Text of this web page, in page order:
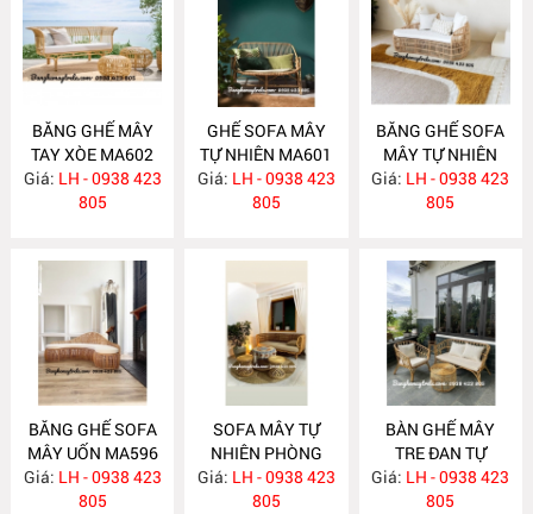
BĂNG GHẾ MÂY
TAY XÒE MA602
Giá: LH - 0938 423
805
GHẾ SOFA MÂY
TỰ NHIÊN MA601
Giá: LH - 0938 423
805
BĂNG GHẾ SOFA
MÂY TỰ NHIÊN
MA597
Giá: LH - 0938 423
805
BĂNG GHẾ SOFA
MÂY UỐN MA596
Giá: LH - 0938 423
805
SOFA MÂY TỰ
NHIÊN PHÒNG
KHÁCH MA588
Giá: LH - 0938 423
805
BÀN GHẾ MÂY
TRE ĐAN TỰ
NHIÊN MA587
Giá: LH - 0938 423
805